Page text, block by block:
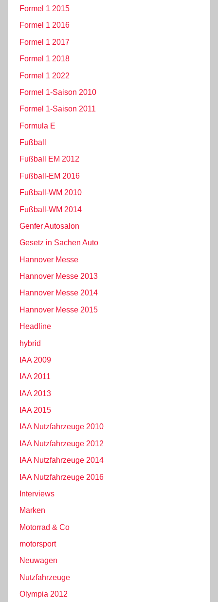
Formel 1 2015
Formel 1 2016
Formel 1 2017
Formel 1 2018
Formel 1 2022
Formel 1-Saison 2010
Formel 1-Saison 2011
Formula E
Fußball
Fußball EM 2012
Fußball-EM 2016
Fußball-WM 2010
Fußball-WM 2014
Genfer Autosalon
Gesetz in Sachen Auto
Hannover Messe
Hannover Messe 2013
Hannover Messe 2014
Hannover Messe 2015
Headline
hybrid
IAA 2009
IAA 2011
IAA 2013
IAA 2015
IAA Nutzfahrzeuge 2010
IAA Nutzfahrzeuge 2012
IAA Nutzfahrzeuge 2014
IAA Nutzfahrzeuge 2016
Interviews
Marken
Motorrad & Co
motorsport
Neuwagen
Nutzfahrzeuge
Olympia 2012